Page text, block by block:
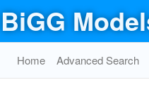
BiGG
Home Advanced Search